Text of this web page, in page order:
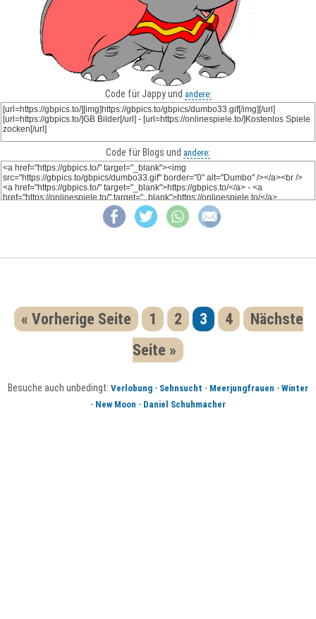
Code für Jappy und andere:
Code für Blogs und andere:
« Vorherige Seite 1 2 3 4
Nächste
Seite »
Besuche auch unbedingt: Verlobung - Sehnsucht - Meerjungfrauen - Winter
- New Moon - Daniel Schuhmacher